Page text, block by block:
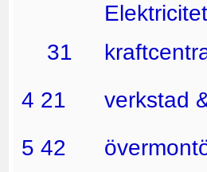
31 
4 21  verkstad
5 42 